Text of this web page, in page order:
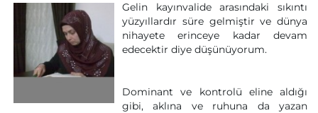
Gelin kayınvalide arasındaki sıkıntı
yüzyıllardır süre gelmiştir ve dünya
nihayete erinceye kadar devam
edecektir diye düşünüyorum.
Dominant ve kontrolü eline aldığı
gibi, aklına ve ruhuna da yazan